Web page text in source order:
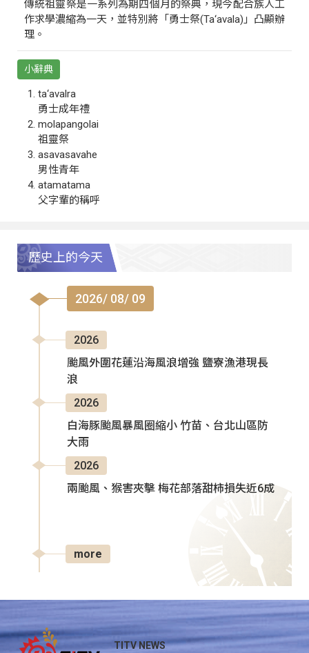
傳統祖靈祭是一系列為期四個月的祭典，現今配合族人工
作求學濃縮為一天，並特別將「勇士祭(Ta‘avala)」凸顯辦
理。
小辭典
ta‘avalra
勇士成年禮
molapangolai
祖靈祭
asavasavahe
男性青年
atamatama
父字輩的稱呼
歷史上的今天
2026/ 08/ 09
2026
颱風外圍花蓮沿海風浪增強 鹽寮漁港現長
浪
2026
白海豚颱風暴風圈縮小 竹苗、台北山區防
大雨
2026
兩颱風、猴害夾擊 梅花部落甜柿損失近6成
more
TITV NEWS